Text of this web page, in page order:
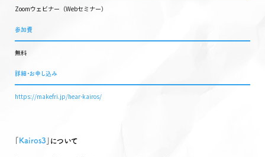
Zoomウェビナー（Webセミナー）
参加費
無料
詳細・お申し込み
https://makefri.jp/hear-kairos/
Kairos3 ｣について